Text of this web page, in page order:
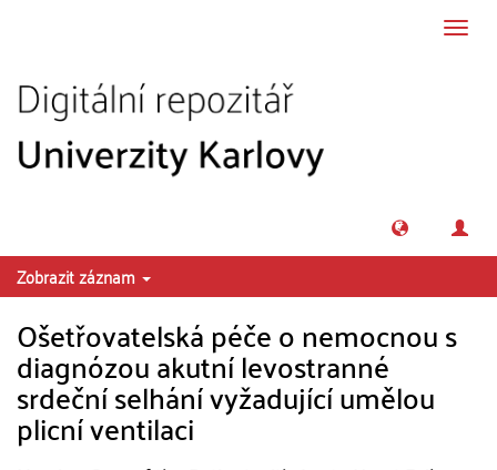
Zobrazit záznam
Ošetřovatelská péče o nemocnou s
diagnózou akutní levostranné
srdeční selhání vyžadující umělou
plicní ventilaci